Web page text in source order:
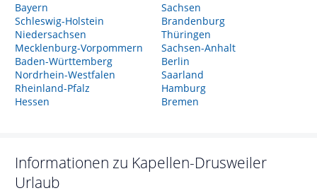
Bayern
Schleswig-Holstein
Niedersachsen
Mecklenburg-Vorpommern
Baden-Württemberg
Nordrhein-Westfalen
Rheinland-Pfalz
Hessen
Sachsen
Brandenburg
Thüringen
Sachsen-Anhalt
Berlin
Saarland
Hamburg
Bremen
Informationen zu Kapellen-Drusweiler
Urlaub